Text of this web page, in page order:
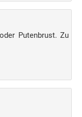
Putenbrust. Zu